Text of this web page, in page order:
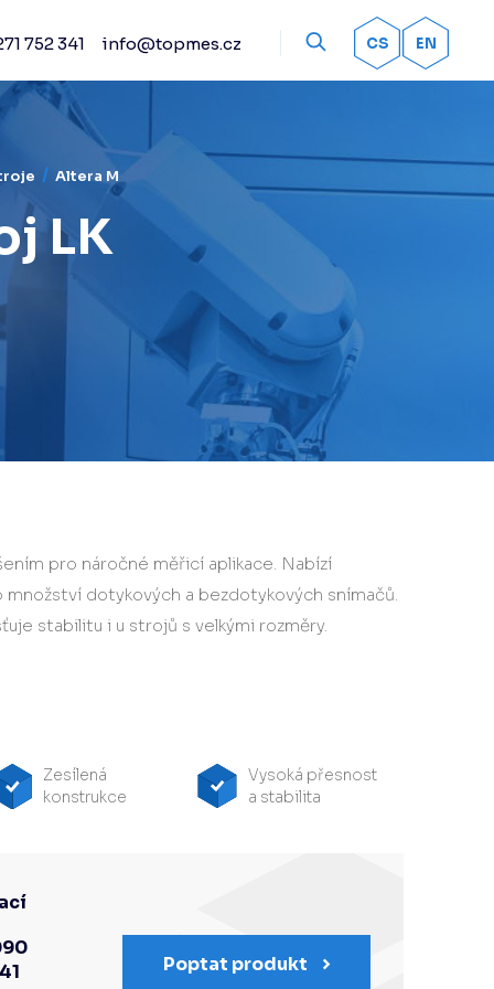
OK CS EN
Renishaw
Práškové spreje
Kalibrační artefakty
Ostatní příslušenství
Doteky Renishaw
Senzorika Renishaw
Upínací systémy
Automatické výměníky
752 341 info@topmes.cz
Altera M
LK
pro náročné měřicí aplikace. Nabízí
dotykových a bezdotykových snímačů.
stabilitu i u strojů s velkými rozměry.
Zesílená
konstrukce
Vysoká přesnost
a stabilita
Poptat produkt